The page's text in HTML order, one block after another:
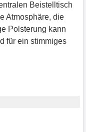
Beistelltisch
Atmosphäre, die
Polsterung kann
für ein stimmiges